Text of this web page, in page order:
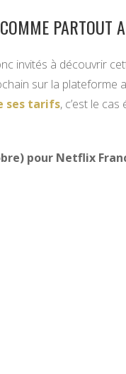
PARTOUT
invités à découvrir
sur la plateforme
ses tarifs, c’est le
pour Netflix